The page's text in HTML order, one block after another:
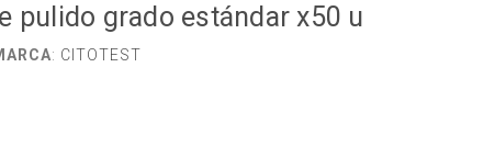
pulido grado estándar x50 u
: CITOTEST